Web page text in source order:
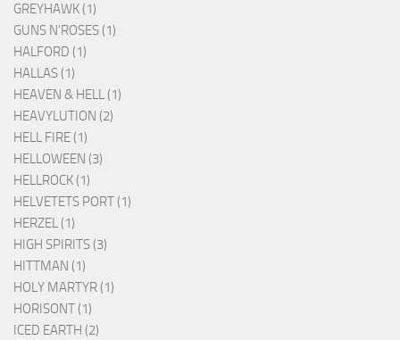
GREYHAWK (1)
GUNS N'ROSES (1)
HALFORD (1)
HALLAS (1)
HEAVEN & HELL (1)
HEAVYLUTION (2)
HELL FIRE (1)
HELLOWEEN (3)
HELLROCK (1)
HELVETETS PORT (1)
HERZEL (1)
HIGH SPIRITS (3)
HITTMAN (1)
HOLY MARTYR (1)
HORISONT (1)
ICED EARTH (2)